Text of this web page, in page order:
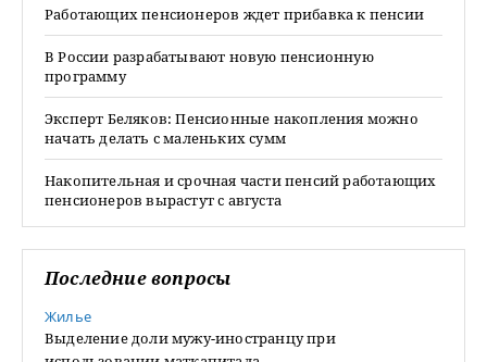
Работающих пенсионеров ждет прибавка к пенсии
В России разрабатывают новую пенсионную
программу
Эксперт Беляков: Пенсионные накопления можно
начать делать с маленьких сумм
Накопительная и срочная части пенсий работающих
пенсионеров вырастут с августа
Последние вопросы
Жилье
Выделение доли мужу-иностранцу при